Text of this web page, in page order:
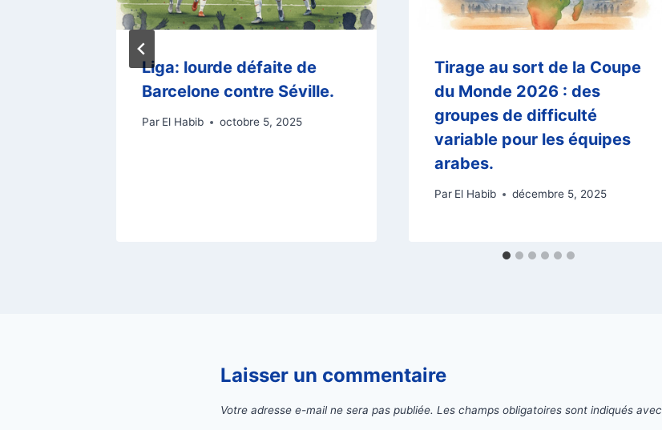
Liga: lourde défaite de
Barcelone contre Séville.
Par El Habib octobre 5, 2025
Tirage au sort de la Coupe
du Monde 2026 : des
groupes de difficulté
variable pour les équipes
arabes.
Par El Habib décembre 5, 2025
Laisser un commentaire
Votre adresse e-mail ne sera pas publiée. Les champs obligatoires sont indiqués avec